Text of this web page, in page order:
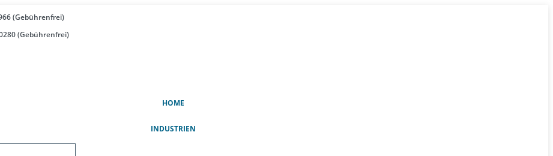
(Gebührenfrei)
(Gebührenfrei)
HOME
INDUSTRIEN